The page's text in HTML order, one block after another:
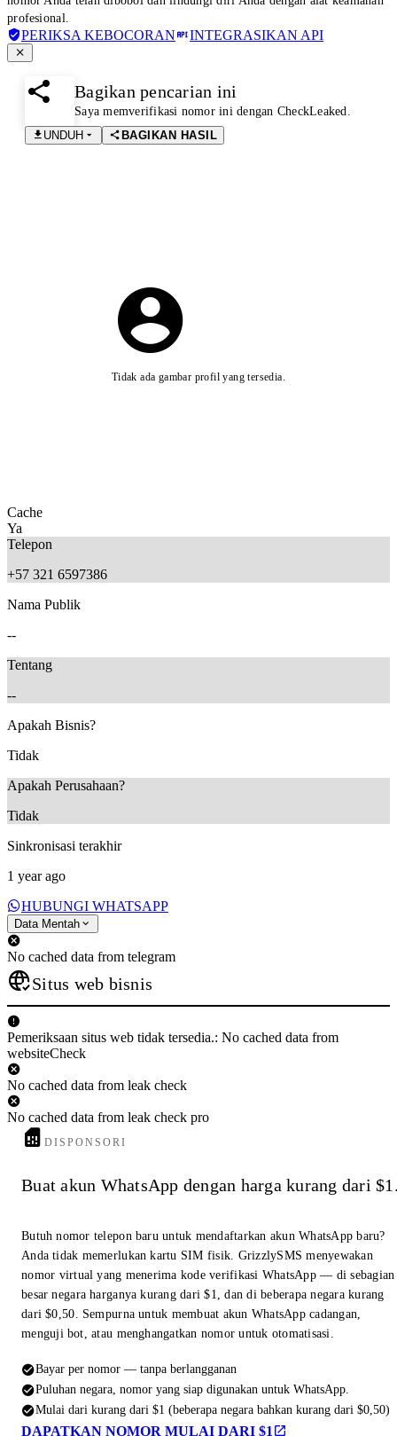
profesional.
PERIKSA KEBOCORAN INTEGRASIKAN API
Bagikan pencarian ini
Saya memverifikasi nomor ini dengan CheckLeaked.
UNDUH
BAGIKAN HASIL
Tidak ada gambar profil yang tersedia.
Cache
Ya
Telepon
+57 321 6597386
Nama Publik
--
Tentang
--
Apakah Bisnis?
Tidak
Apakah Perusahaan?
Tidak
Sinkronisasi terakhir
1 year ago
HUBUNGI WHATSAPP
Data Mentah
No cached data from telegram
Situs web bisnis
Pemeriksaan situs web tidak tersedia.: No cached data from
websiteCheck
No cached data from leak check
No cached data from leak check pro
DISPONSORI
Buat akun WhatsApp dengan harga kurang dari
Butuh nomor telepon baru untuk mendaftarkan akun WhatsApp baru?
Anda tidak memerlukan kartu SIM fisik. GrizzlySMS menyewakan
nomor virtual yang menerima kode verifikasi WhatsApp — di sebagian
besar negara harganya kurang dari $1, dan di beberapa negara kurang
dari $0,50. Sempurna untuk membuat akun WhatsApp cadangan,
menguji bot, atau menghangatkan nomor untuk otomatisasi.
Bayar per nomor — tanpa berlangganan
Puluhan negara, nomor yang siap digunakan untuk WhatsApp.
Mulai dari kurang dari $1 (beberapa negara bahkan kurang dari $0,50)
DAPATKAN NOMOR MULAI DARI $1